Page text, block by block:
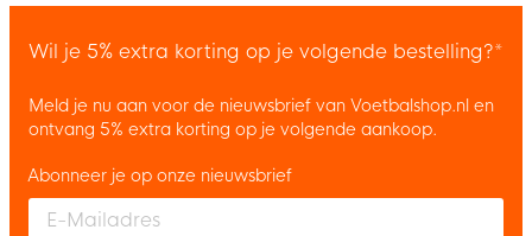
Wil je 5% extra korting op je volgende bestelling?*
Meld je nu aan voor de nieuwsbrief van Voetbalshop.nl en
ontvang 5% extra korting op je volgende aankoop.
Enter your email and accept the privacy policy to subscribe to
Abonneer je op onze nieuwsbrief